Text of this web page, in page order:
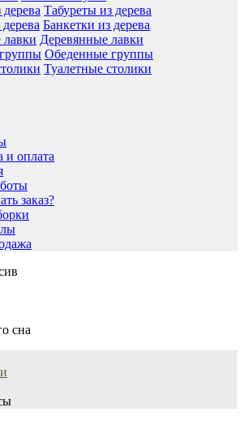
Табуреты из дерева
Банкетки из дерева
Деревянные лавки
Обеденные группы
Туалетные столики
и оплата
заказ?